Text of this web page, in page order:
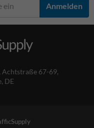
Anmelden
Achtstraße 67-69,
DE